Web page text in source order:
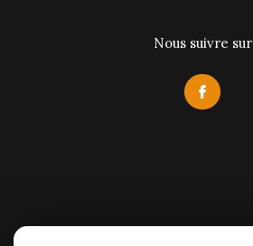
Nous suivre sur